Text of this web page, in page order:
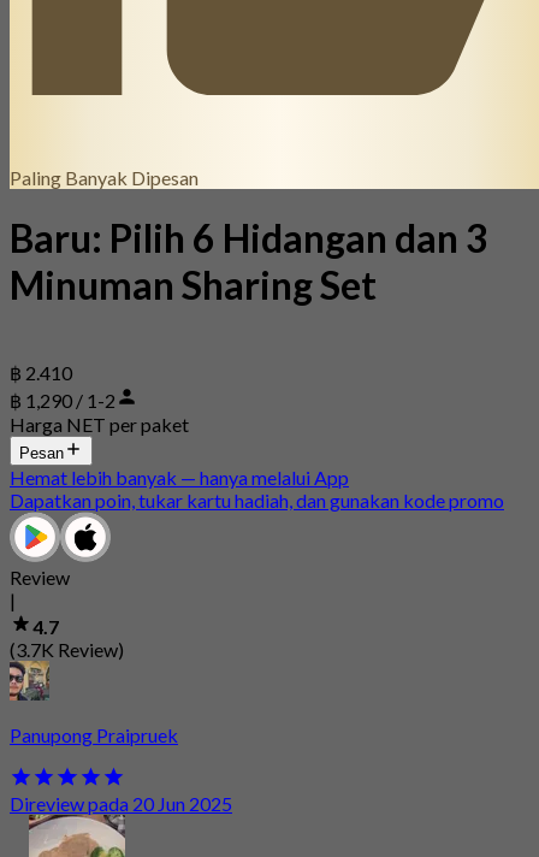
Paling Banyak Dipesan
Baru: Pilih 6 Hidangan dan 3
Minuman Sharing Set
฿ 2.410
฿ 1,290 / 1-2
Harga NET per paket
Pesan
Hemat lebih banyak — hanya melalui App
Dapatkan poin, tukar kartu hadiah, dan gunakan kode promo
Review
|
4.7
(3.7K Review)
Panupong Praipruek
Direview pada 20 Jun 2025